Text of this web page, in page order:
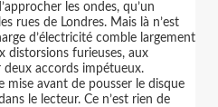
les ondes, qu’un
rues de Londres. Mais là n’est
d’électricité comble largement
distorsions furieuses, aux
deux accords impétueux.
mise avant de pousser le disque
le lecteur. Ce n’est rien de